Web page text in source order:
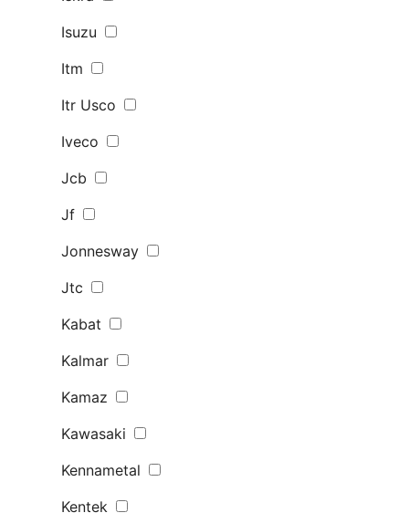
Isuzu
Itm
Itr Usco
Iveco
Jcb
Jf
Jonnesway
Jtc
Kabat
Kalmar
Kamaz
Kawasaki
Kennametal
Kentek